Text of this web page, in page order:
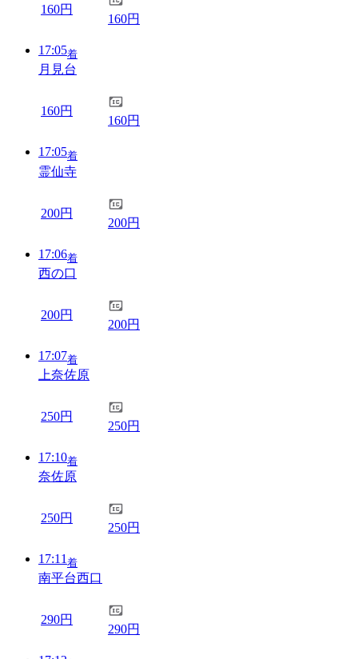
160円
160円
17:05着
月見台
160円
160円
17:05着
霊仙寺
200円
200円
17:06着
西の口
200円
200円
17:07着
上奈佐原
250円
250円
17:10着
奈佐原
250円
250円
17:11 着
南平台西口
290円
290円